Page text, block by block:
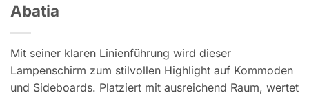
Abatia
Mit seiner klaren Linienführung wird dieser
Lampenschirm zum stilvollen Highlight auf Kommoden
und Sideboards. Platziert mit ausreichend Raum, wertet